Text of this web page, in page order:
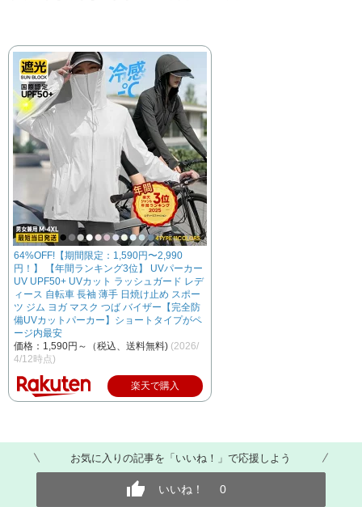
64%OFF!【期間限定：1,590円〜2,990
円！】 【年間ランキング3位】 UVパーカー
UV UPF50+ UVカット ラッシュガード レデ
ィース 自転車 長袖 薄手 日焼け止め スポー
ツ ジム ヨガ マスク つば バイザー【完全防
備UVカットパーカー】ショートタイプがペ
ージ内最安
価格：1,590円～（税込、送料無料) (2026/
4/12時点)
楽天で購入
お気に入りの記事を「いいね！」で応援しよう
いいね！ 0